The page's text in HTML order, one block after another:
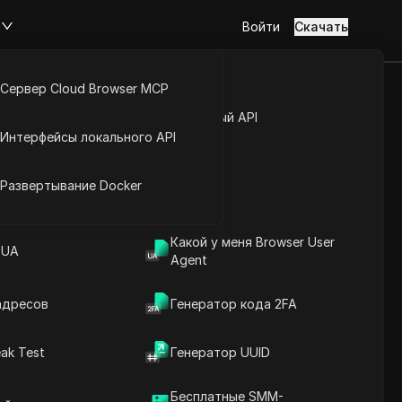
Открытый API
Какой у меня Browser User
Agent
Генератор кода 2FA
Test Генератор UUID
Бесплатные SMM-
Сервер Cloud Browser MCP
Интерфейсы локального API
Развертывание Docker
Войти Скачать
и без
в VEO 3